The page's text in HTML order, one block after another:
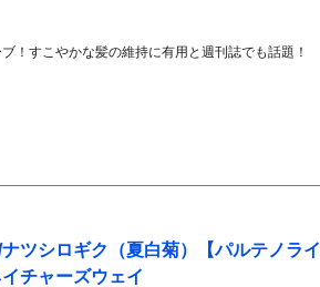
！すこやかな髪の維持に有用と週刊誌でも話題！
ツシロギク（夏白菊）【パルテノライ
チャーズウェイ